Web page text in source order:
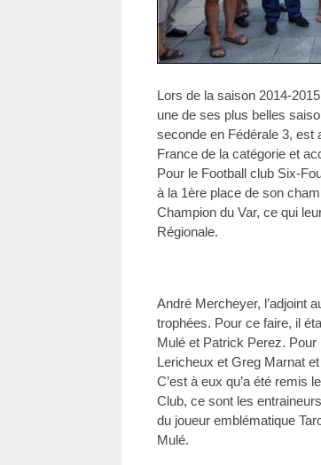
Lors de la saison 2014-
une de ses plus belles
seconde en Fédérale 3, est
France de la catégorie et
Pour le Football club Six-
à la 1ère place de son
Champion du Var, ce qui
Régionale.
André Mercheyer, l’adjoint
trophées. Pour ce faire, il
Mulé et Patrick Perez.
Lericheux et Greg Marnat
C’est à eux qu’a été remis
Club, ce sont les
du joueur emblématique
Mulé.